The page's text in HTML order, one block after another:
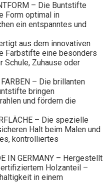
– Die Buntstifte
Form optimal in
ein entspanntes und
aus dem innovativen
Farbstifte eine besonders
Schule, Zuhause oder
FARBEN – Die brillanten
bringen
und fördern die
– Die spezielle
Halt beim Malen und
kontrolliertes
IN GERMANY – Hergestellt
Holzanteil –
in einem